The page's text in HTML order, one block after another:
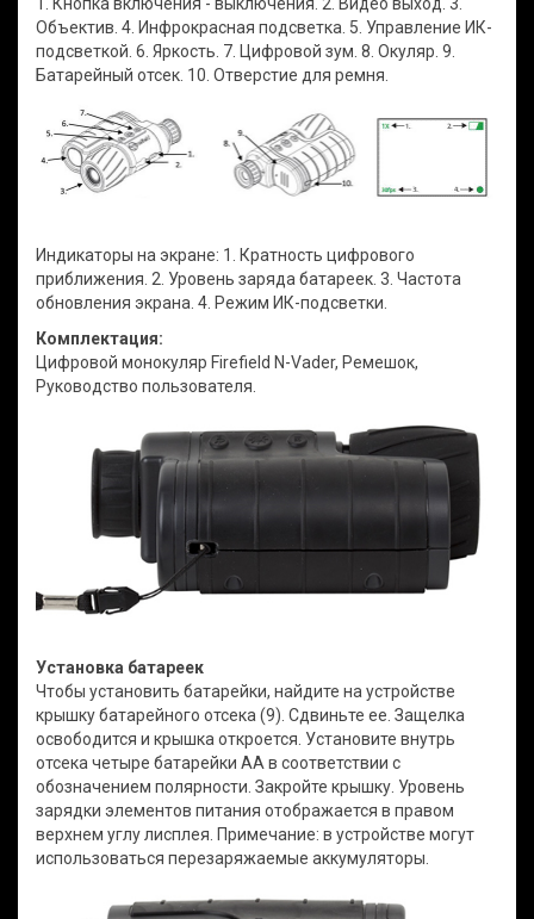
Объектив. 4. Инфрокрасная подсветка. 5. Управление ИК-
подсветкой. 6. Яркость. 7. Цифровой зум. 8. Окуляр. 9.
Батарейный отсек. 10. Отверстие для ремня.
Индикаторы на экране: 1. Кратность цифрового
приближения. 2. Уровень заряда батареек. 3. Частота
обновления экрана. 4. Режим ИК-подсветки.
Комплектация:
Цифровой монокуляр Firefield N-Vader, Ремешок,
Руководство пользователя.
Установка батареек
Чтобы установить батарейки, найдите на устройстве
крышку батарейного отсека (9). Сдвиньте ее. Защелка
освободится и крышка откроется. Установите внутрь
отсека четыре батарейки АА в соответствии с
обозначением полярности. Закройте крышку. Уровень
зарядки элементов питания отображается в правом
верхнем углу лисплея. Примечание: в устройстве могут
использоваться перезаряжаемые аккумуляторы.